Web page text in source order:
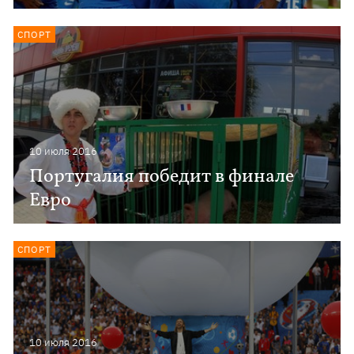
10 июля 2016
Португалия победит в финале
Евро
СПОРТ
10 июля 2016
СПОРТ